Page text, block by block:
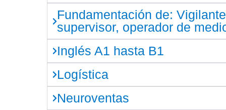
Fundamentación de:
supervisor, operador de
Inglés A1 hasta B1
Logística
Neuroventas